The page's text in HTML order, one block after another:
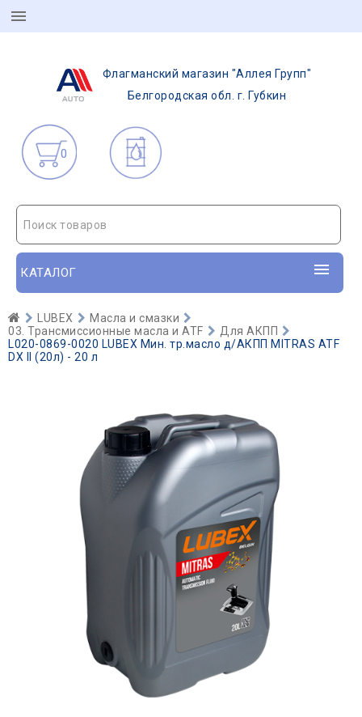
Флагманский магазин "Аллея Групп"
Белгородская обл. г. Губкин
0
Поиск товаров
КАТАЛОГ
LUBEX
Масла и смазки
03. Трансмиссионные масла и ATF
Для АКПП
L020-0869-0020 LUBEX Мин. тр.масло д/АКПП MITRAS ATF
DX II (20л) - 20 л